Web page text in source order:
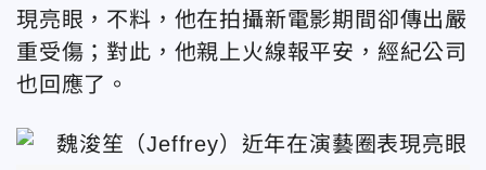
現亮眼，不料，他在拍攝新電影期間卻傳出嚴
重受傷；對此，他親上火線報平安，經紀公司
也回應了。